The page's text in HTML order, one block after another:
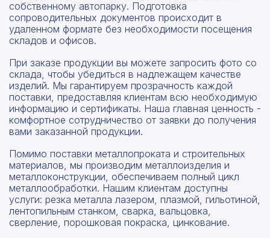
собственному автопарку. Подготовка
сопроводительных документов происходит в
удаленном формате без необходимости посещения
складов и офисов.
При заказе продукции вы можете запросить фото со
склада, чтобы убедиться в надлежащем качестве
изделий. Мы гарантируем прозрачность каждой
поставки, предоставляя клиентам всю необходимую
информацию и сертификаты. Наша главная ценность -
комфортное сотрудничество от заявки до получения
вами заказанной продукции.
Помимо поставки металлопроката и строительных
материалов, мы производим металлоизделия и
металлоконструкции, обеспечиваем полный цикл
металлообработки. Нашим клиентам доступны
услуги: резка металла лазером, плазмой, гильотиной,
лентопильным станком, сварка, вальцовка,
сверление, порошковая покраска, цинкование.